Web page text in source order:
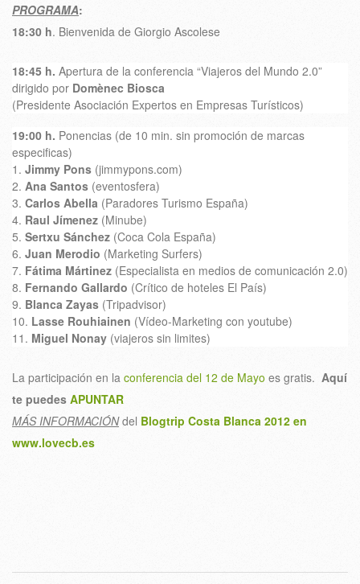
PROGRAMA:
18:30 h. Bienvenida de Giorgio Ascolese
18:45 h. Apertura de la conferencia “Viajeros del Mundo 2.0”
dirigido por Domènec Biosca
(Presidente Asociación Expertos en Empresas Turísticos)
19:00 h. Ponencias (de 10 min. sin promoción de marcas
especificas)
1. Jimmy Pons (jimmypons.com)
2. Ana Santos (eventosfera)
3. Carlos Abella (Paradores Turismo España)
4. Raul Jímenez (Minube)
5. Sertxu Sánchez (Coca Cola España)
6. Juan Merodio (Marketing Surfers)
7. Fátima Mártinez (Especialista en medios de comunicación 2.0)
8. Fernando Gallardo (Crítico de hoteles El País)
9. Blanca Zayas (Tripadvisor)
10. Lasse Rouhiainen (Vídeo-Marketing con youtube)
11. Miguel Nonay (viajeros sin limites)
La participación en la conferencia del 12 de Mayo es gratis. Aquí
te puedes APUNTAR
MÁS INFORMACIÓNdel Blogtrip Costa Blanca 2012 en
www.lovecb.es